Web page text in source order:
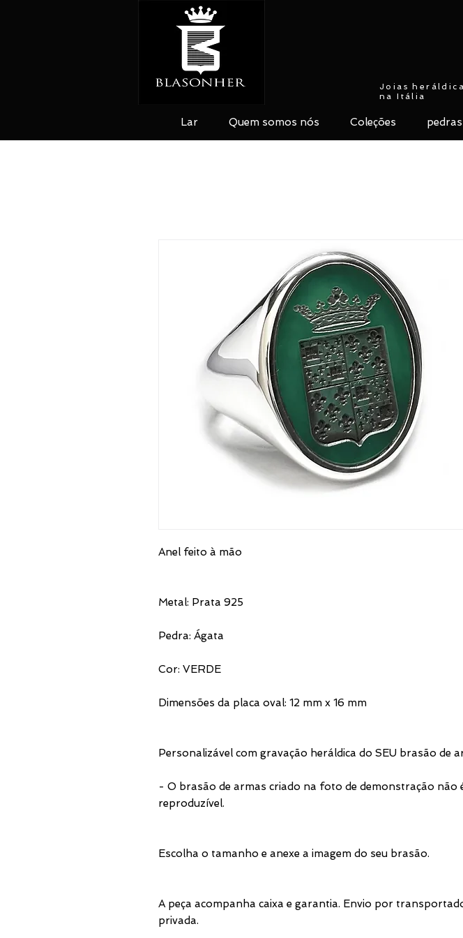
Lar Quem somos nós Coleções
Anel feito à mão
Metal: Prata 925
Pedra: Ágata
Cor: VERDE
Dimensões da placa oval: 12 mm x 16 mm
Personalizável com gravação heráldica do SEU brasão de
- O brasão de armas criado na foto de demonstração não
reproduzível.
Escolha o tamanho e anexe a imagem do seu brasão.
A peça acompanha caixa e garantia. Envio por
privada.
Joias
na Itália